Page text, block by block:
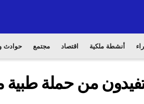
أنشطة ملكية اقتصاد مجتمع حوادث
من حملة طبية